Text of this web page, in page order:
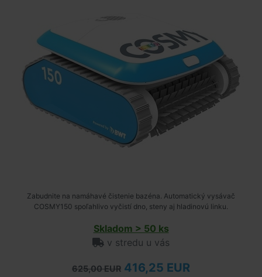
Zabudnite na namáhavé čistenie bazéna. Automatický vysávač
COSMY150 spoľahlivo vyčistí dno, steny aj hladinovú linku.
Skladom > 50 ks
v stredu u vás
625,00 EUR 416,25 EUR